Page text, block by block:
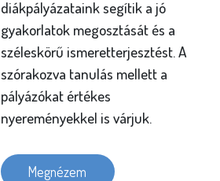
diákpályázataink segítik a jó
gyakorlatok megosztását és a
széleskörű ismeretterjesztést. A
szórakozva tanulás mellett a
pályázókat értékes
nyereményekkel is várjuk.
Megnézem